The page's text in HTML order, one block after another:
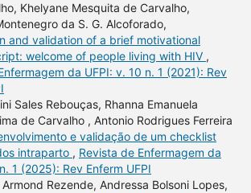
Khelyane Mesquita de Carvalho,
da S. G. Alcoforado,
and validation of a brief motivational
welcome of people living with HIV ,
da UFPI: v. 10 n. 1 (2021): Rev
Sales Rebouças, Rhanna Emanuela
de Carvalho , Antonio Rodrigues Ferreira
e validação de um checklist
intraparto , Revista de Enfermagem da
1 (2025): Rev Enferm UFPI
Rezende, Andressa Bolsoni Lopes,